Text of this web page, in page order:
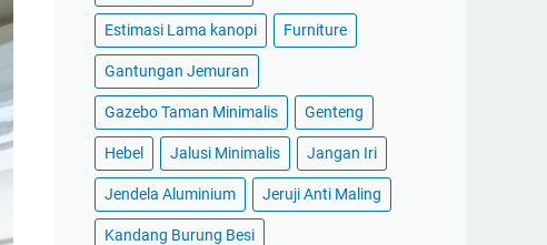
Estimasi Lama kanopi Furniture
Gantungan Jemuran
Gazebo Taman Minimalis Genteng
Hebel Jalusi Minimalis Jangan Iri
Jendela Aluminium Jeruji Anti Maling
Kandang Burung Besi